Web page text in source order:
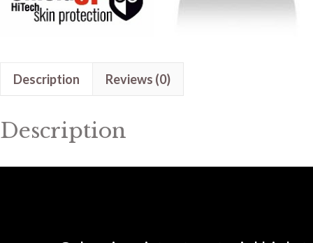
Description Reviews (0)
Description